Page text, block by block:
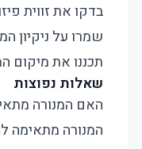
בדקו את זווית
שמרו על ניקיון
תכננו את מיקום
שאלות נפוצות
האם המנורה
המנורה מתאימה